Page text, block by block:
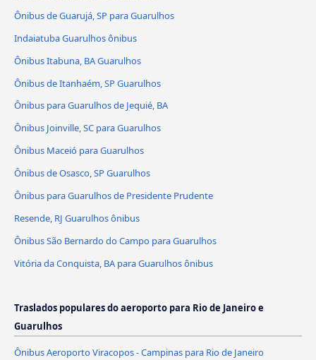
Ônibus de Guarujá, SP para Guarulhos
Indaiatuba Guarulhos ônibus
Ônibus Itabuna, BA Guarulhos
Ônibus de Itanhaém, SP Guarulhos
Ônibus para Guarulhos de Jequié, BA
Ônibus Joinville, SC para Guarulhos
Ônibus Maceió para Guarulhos
Ônibus de Osasco, SP Guarulhos
Ônibus para Guarulhos de Presidente Prudente
Resende, RJ Guarulhos ônibus
Ônibus São Bernardo do Campo para Guarulhos
Vitória da Conquista, BA para Guarulhos ônibus
Traslados populares do aeroporto para Rio de Janeiro e
Guarulhos
Ônibus Aeroporto Viracopos - Campinas para Rio de Janeiro